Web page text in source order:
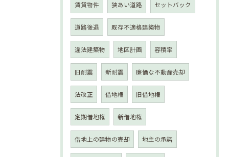
賃貸物件 狭あい道路 セットバック
道路後退 既存不適格建築物
違法建築物 地区計画 容積率
旧耐震 新耐震 廉価な不動産売却
法改正 借地権 旧借地権
定期借地権 新借地権
借地上の建物の売却 地主の承諾